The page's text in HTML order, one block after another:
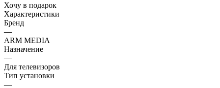
Хочу в подарок
Характеристики
Бренд
—
ARM MEDIA
Назначение
—
Для телевизоров
Тип установки
—